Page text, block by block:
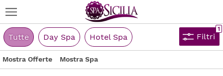
Mostra Offerte Mostra Spa
Tutte Day Spa Hotel Spa Filtri